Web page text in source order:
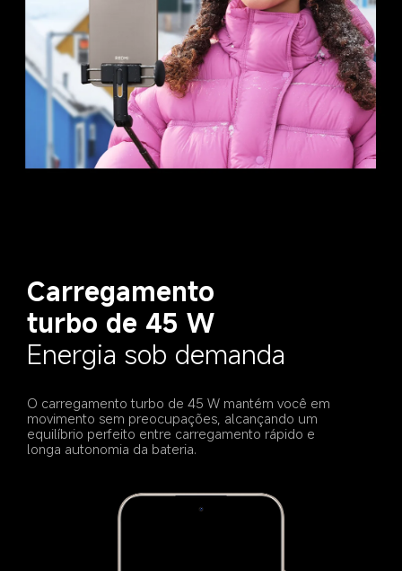
Carregamento
turbo de 45 W
Energia sob demanda
O carregamento turbo de 45 W mantém você em
movimento sem preocupações, alcançando um
equilíbrio perfeito entre carregamento rápido e
longa autonomia da bateria.